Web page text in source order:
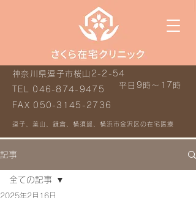
平日9時～17時
神奈川県逗子市桜山2-2-54
TEL 046-874-9475
FAX 050-3145-2736
逗子、葉山、鎌倉、横須賀、横浜市金沢区の在宅医療
記事
全ての記事
2025年2月16日